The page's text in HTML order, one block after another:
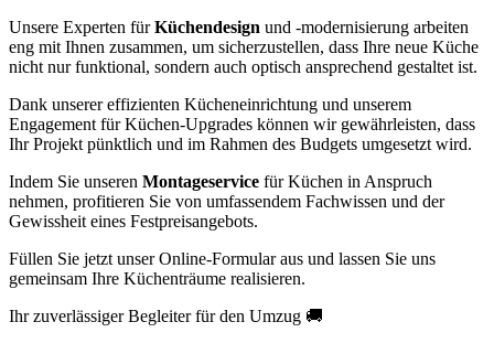
Unsere Experten fürKüchendesign und -modernisierung arbeiten
eng mit Ihnen zusammen, um sicherzustellen, dass Ihre neue Küche
nicht nur funktional, sondern auch optisch ansprechend gestaltet ist.
Dank unserer effizienten Kücheneinrichtung und unserem
Engagement für Küchen-Upgrades können wir gewährleisten, dass
Ihr Projekt pünktlich und im Rahmen des Budgets umgesetzt wird.
Indem Sie unseren Montageservice für Küchen in Anspruch
nehmen, profitieren Sie von umfassendem Fachwissen und der
Gewissheit eines Festpreisangebots.
Füllen Sie jetzt unser Online-Formular aus und lassen Sie uns
gemeinsam Ihre Küchenträume realisieren.
Ihr zuverlässiger Begleiter für den Umzug 🚚